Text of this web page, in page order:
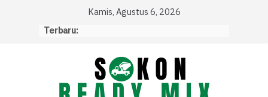
Kamis, Agustus 6, 2026
Terbaru: